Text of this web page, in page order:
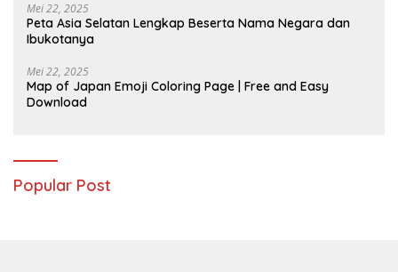
Mei 22, 2025
Peta Asia Selatan Lengkap Beserta Nama Negara dan
Ibukotanya
Mei 22, 2025
Map of Japan Emoji Coloring Page | Free and Easy
Download
Popular Post